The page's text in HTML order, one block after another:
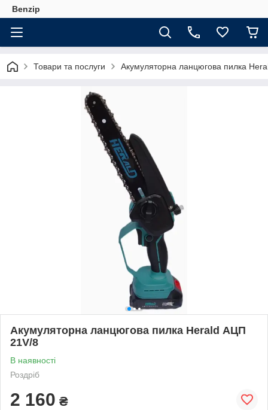
Benzip
Товари та послуги Акумуляторна ланцюгова пилка
Акумуляторна ланцюгова пилка Herald АЦП
21V/8
В наявності
Роздріб
2 160 ₴